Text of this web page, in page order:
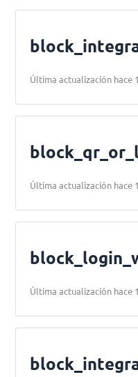
Última actualización hace
Última actualización hace
Última actualización hace